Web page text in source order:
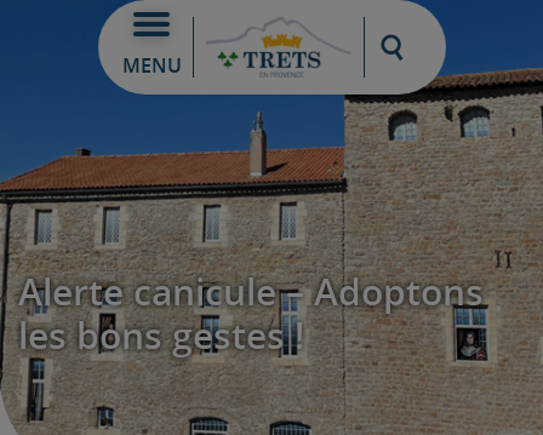
MENU
Moteur de
Alerte canicule – Adoptons
les bons gestes !